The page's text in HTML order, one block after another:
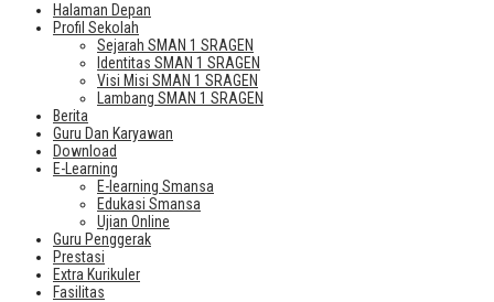
Halaman Depan
Profil Sekolah
Sejarah SMAN 1 SRAGEN
Identitas SMAN 1 SRAGEN
Visi Misi SMAN 1 SRAGEN
Lambang SMAN 1 SRAGEN
Berita
Guru Dan Karyawan
Download
E-Learning
E-learning Smansa
Edukasi Smansa
Ujian Online
Guru Penggerak
Prestasi
Extra Kurikuler
Fasilitas